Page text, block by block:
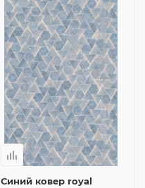
Синий ковер royal